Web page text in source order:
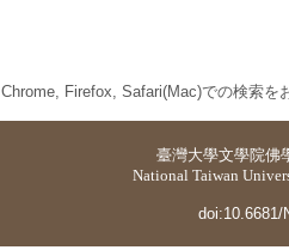
Chrome, Firefox, Safari(Mac)での検索を
臺灣大學文學院佛
National Taiwan
doi:10.6681/